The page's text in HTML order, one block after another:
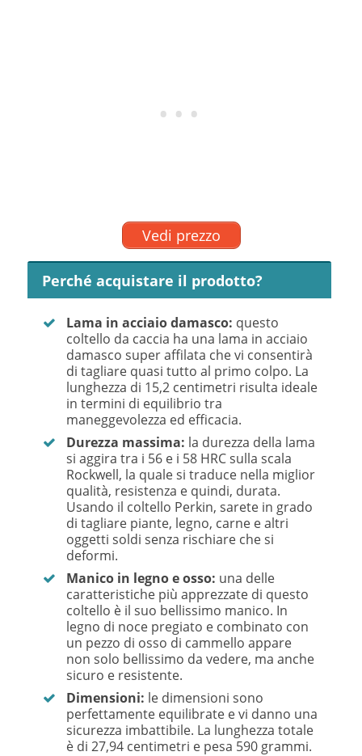
Vedi prezzo
Perché acquistare il prodotto?
Lama in acciaio damasco: questo
coltello da caccia ha una lama in acciaio
damasco super affilata che vi consentirà
di tagliare quasi tutto al primo colpo. La
lunghezza di 15,2 centimetri risulta ideale
in termini di equilibrio tra
maneggevolezza ed efficacia.
Durezza massima: la durezza della lama
si aggira tra i 56 e i 58 HRC sulla scala
Rockwell, la quale si traduce nella miglior
qualità, resistenza e quindi, durata.
Usando il coltello Perkin, sarete in grado
di tagliare piante, legno, carne e altri
oggetti soldi senza rischiare che si
deformi.
Manico in legno e osso: una delle
caratteristiche più apprezzate di questo
coltello è il suo bellissimo manico. In
legno di noce pregiato e combinato con
un pezzo di osso di cammello appare
non solo bellissimo da vedere, ma anche
sicuro e resistente.
Dimensioni: le dimensioni sono
perfettamente equilibrate e vi danno una
sicurezza imbattibile. La lunghezza totale
è di 27,94 centimetri e pesa 590 grammi.